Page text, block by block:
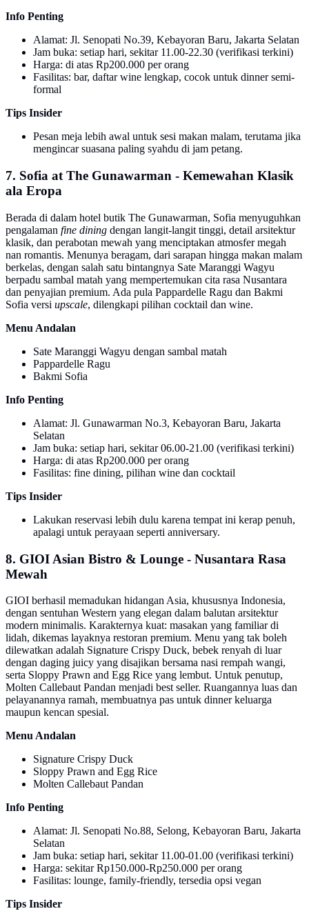
Info Penting
Alamat: Jl. Senopati No.39, Kebayoran Baru, Jakarta Selatan
Jam buka: setiap hari, sekitar 11.00-22.30 (verifikasi terkini)
Harga: di atas Rp200.000 per orang
Fasilitas: bar, daftar wine lengkap, cocok untuk dinner semi-
formal
Tips Insider
Pesan meja lebih awal untuk sesi makan malam, terutama jika
mengincar suasana paling syahdu di jam petang.
7. Sofia at The Gunawarman - Kemewahan Klasik
ala Eropa
Berada di dalam hotel butik The Gunawarman, Sofia menyuguhkan
pengalaman fine dining dengan langit-langit tinggi, detail arsitektur
klasik, dan perabotan mewah yang menciptakan atmosfer megah
nan romantis. Menunya beragam, dari sarapan hingga makan malam
berkelas, dengan salah satu bintangnya Sate Maranggi Wagyu
berpadu sambal matah yang mempertemukan cita rasa Nusantara
dan penyajian premium. Ada pula Pappardelle Ragu dan Bakmi
Sofia versi upscale, dilengkapi pilihan cocktail dan wine.
Menu Andalan
Sate Maranggi Wagyu dengan sambal matah
Pappardelle Ragu
Bakmi Sofia
Info Penting
Alamat: Jl. Gunawarman No.3, Kebayoran Baru, Jakarta
Selatan
Jam buka: setiap hari, sekitar 06.00-21.00 (verifikasi terkini)
Harga: di atas Rp200.000 per orang
Fasilitas: fine dining, pilihan wine dan cocktail
Tips Insider
Lakukan reservasi lebih dulu karena tempat ini kerap penuh,
apalagi untuk perayaan seperti anniversary.
8. GIOI Asian Bistro & Lounge - Nusantara Rasa
Mewah
GIOI berhasil memadukan hidangan Asia, khususnya Indonesia,
dengan sentuhan Western yang elegan dalam balutan arsitektur
modern minimalis. Karakternya kuat: masakan yang familiar di
lidah, dikemas layaknya restoran premium. Menu yang tak boleh
dilewatkan adalah Signature Crispy Duck, bebek renyah di luar
dengan daging juicy yang disajikan bersama nasi rempah wangi,
serta Sloppy Prawn and Egg Rice yang lembut. Untuk penutup,
Molten Callebaut Pandan menjadi best seller. Ruangannya luas dan
pelayanannya ramah, membuatnya pas untuk dinner keluarga
maupun kencan spesial.
Menu Andalan
Signature Crispy Duck
Sloppy Prawn and Egg Rice
Molten Callebaut Pandan
Info Penting
Alamat: Jl. Senopati No.88, Selong, Kebayoran Baru, Jakarta
Selatan
Jam buka: setiap hari, sekitar 11.00-01.00 (verifikasi terkini)
Harga: sekitar Rp150.000-Rp250.000 per orang
Fasilitas: lounge, family-friendly, tersedia opsi vegan
Tips Insider